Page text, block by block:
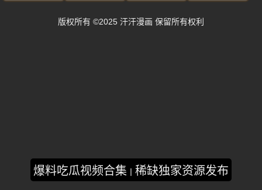
爆料吃瓜视频合集 稀缺独家资源发布
版权所有 ©2025 汗汗漫画 保留所有权利